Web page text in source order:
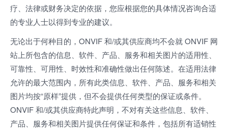
疗、法律或财务决定的依据，您应根据您的具体情况咨询合适
的专业人士以得到专业的建议。
无论出于何种目的，ONVIF 和/或其供应商均不会就 ONVIF 网
站上所包含的信息、软件、产品、服务和相关图片的适用性、
可靠性、可用性、时效性和准确性做出任何陈述。在适用法律
允许的最大范围内，所有此类信息、软件、产品、服务和相关
图片均按“原样”提供，但不会提供任何类型的保证或条件。
ONVIF 和/或其供应商特此声明，不对有关这些信息、软件、
产品、服务和相关图片提供任何保证和条件，包括所有适销性